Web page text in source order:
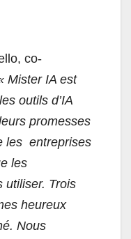
co-
Mister IA est
outils d’IA
promesses
les entreprises
les
utiliser. Trois
heureux
Nous